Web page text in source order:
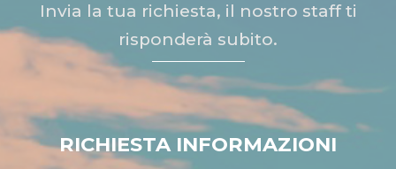
Invia la tua richiesta, il nostro staff ti
risponderà subito.
RICHIESTA INFORMAZIONI